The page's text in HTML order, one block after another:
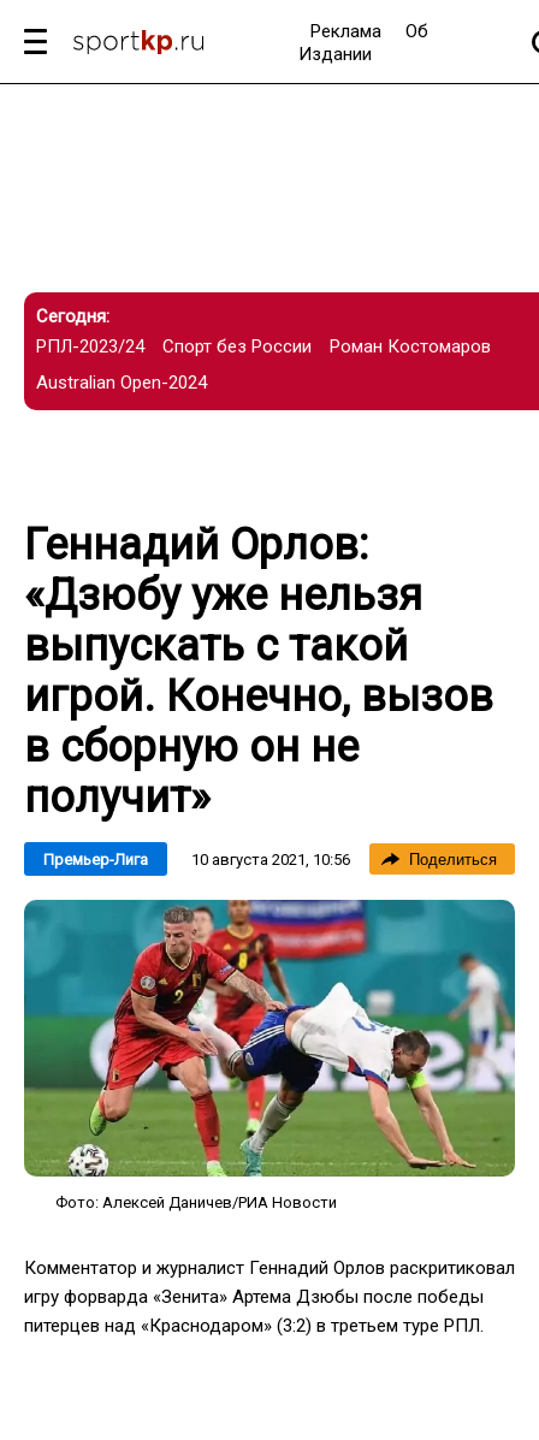
Реклама
Об
Издании
Сегодня:
РПЛ-2023/24
Спорт без России
Роман Костомаров
Australian Open-2024
Геннадий Орлов:
«Дзюбу уже нельзя
выпускать с такой
игрой. Конечно, вызов
в сборную он не
получит»
Премьер-Лига 10 августа 2021, 10:56 Поделиться
Фото: Алексей Даничев/РИА Новости
Комментатор и журналист Геннадий Орлов раскритиковал
игру форварда «Зенита» Артема Дзюбы после победы
питерцев над «Краснодаром» (3:2) в третьем туре РПЛ.